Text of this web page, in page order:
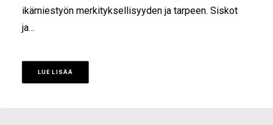
ikämiestyön merkityksellisyyden ja tarpeen. Siskot
ja…
LUE LISÄÄ